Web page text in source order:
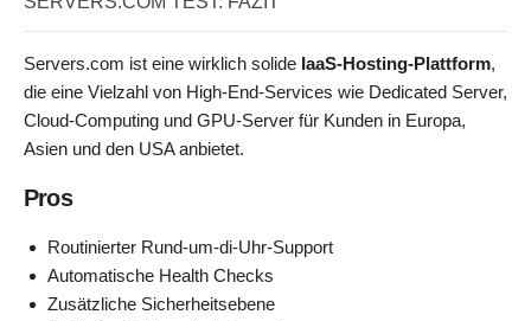
Servers.com ist eine wirklich solide IaaS-Hosting-Plattform,
die eine Vielzahl von High-End-Services wie Dedicated Server,
Cloud-Computing und GPU-Server für Kunden in Europa,
Asien und den USA anbietet.
Pros
Routinierter Rund-um-di-Uhr-Support
Automatische Health Checks
Zusätzliche Sicherheitsebene